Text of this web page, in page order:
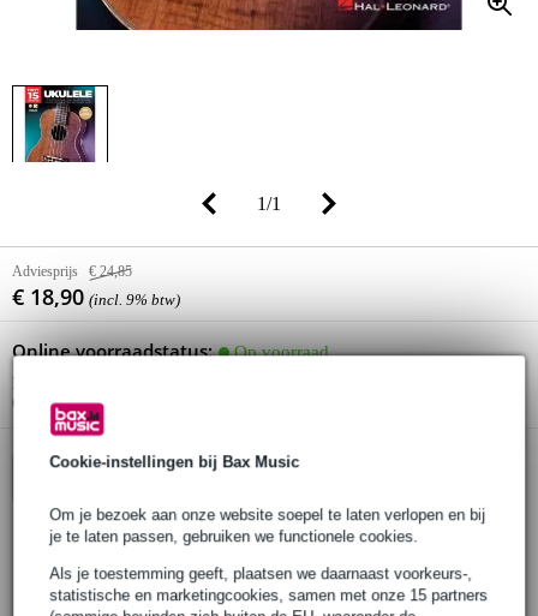
Cookie-instellingen bij Bax Music
Om je bezoek aan onze website soepel te laten verlopen en bij
je te laten passen, gebruiken we functionele cookies.
Als je toestemming geeft, plaatsen we daarnaast voorkeurs-,
statistische en marketingcookies, samen met onze 15 partners
1/1
Adviesprijs € 24,85
€ 18,90 (incl. 9% btw)
Online voorraadstatus:
Op voorraad
Nog 1 stuk op voorraad in ons magazijn
(en nog 20 stuks op voorraad bij de leverancier)
Bestel voor 23:00 = morgen in huis
30 dagen 'niet goed geld terug' garantie